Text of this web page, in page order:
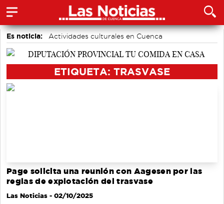
Es noticia:
Actividades culturales en Cuenca
Medio Ambiente
ETIQUETA: TRASVASE
Page solicita una reunión con Aagesen por las
reglas de explotación del trasvase
Las Noticias - 02/10/2025